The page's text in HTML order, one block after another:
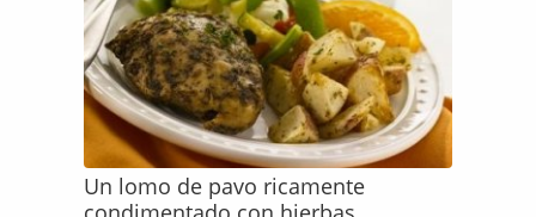
Un lomo de pavo ricamente